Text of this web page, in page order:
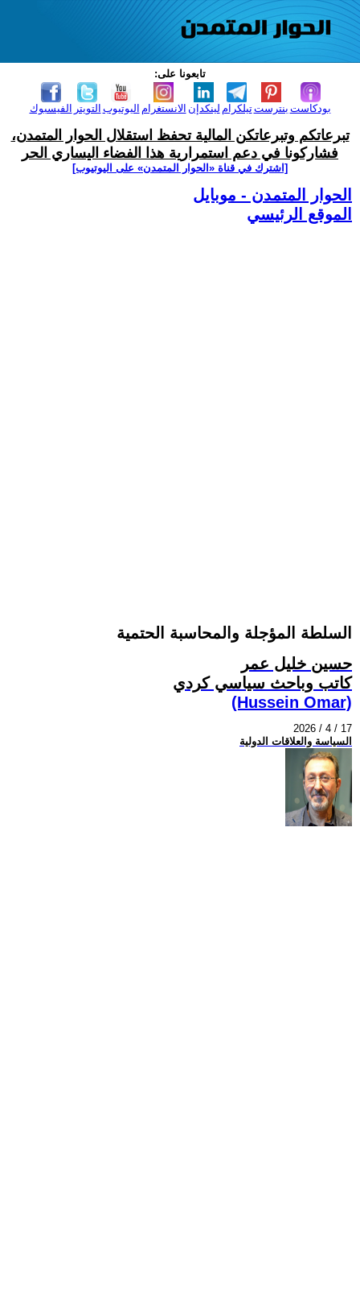
تابعونا على:
الفيسبوك التويتر اليوتيوب الانستغرام لينكدإن تيلكرامبنترست بودكاست
تبرعاتكم وتبرعاتكن المالية تحفظ استقلال الحوار المتمدن،
فشاركونا في دعم استمرارية هذا الفضاء اليساري الحر
[اشترك في قناة ‫«الحوار المتمدن» على اليوتيوب]
الحوار المتمدن - موبايل
الموقع الرئيسي
السلطة المؤجلة والمحاسبة الحتمية
حسين خليل عمر
كاتب وباحث سياسي كردي
(Hussein Omar)
2026 / 4 / 17
السياسة والعلاقات الدولية